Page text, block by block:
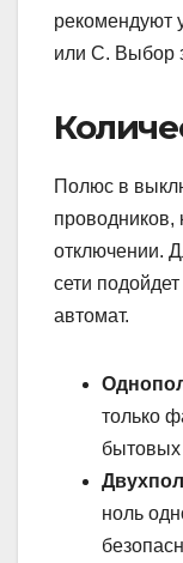
рекомендуют
или C. Выбор
Полюс в
проводников,
отключении.
сети
автомат.
только
бытовых
ноль